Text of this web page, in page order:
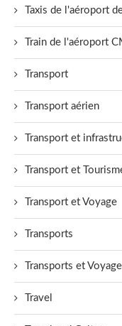
Taxis de l'aéroport
Train de l'aéroport
Transport
Transport aérien
Transport et
Transport et
Transport et Voyage
Transports
Transports et
Travel